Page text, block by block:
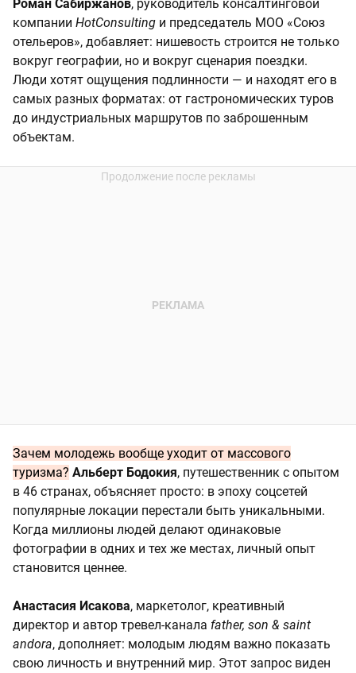
Роман Сабиржанов, руководитель консалтинговой
компании HotConsulting и председатель МОО «Союз
отельеров», добавляет: нишевость строится не только
вокруг географии, но и вокруг сценария поездки.
Люди хотят ощущения подлинности — и находят его в
самых разных форматах: от гастрономических туров
до индустриальных маршрутов по заброшенным
объектам.
Зачем молодежь вообще уходит от массового
туризма? Альберт Бодокия, путешественник с опытом
в 46 странах, объясняет просто: в эпоху соцсетей
популярные локации перестали быть уникальными.
Когда миллионы людей делают одинаковые
фотографии в одних и тех же местах, личный опыт
становится ценнее.
Анастасия Исакова, маркетолог, креативный
директор и автор тревел-канала father, son & saint
andora, дополняет: молодым людям важно показать
свою личность и внутренний мир. Этот запрос виден